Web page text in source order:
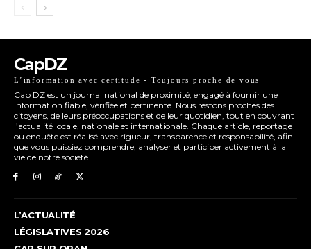
CapDZ
L’information avec certitude - Toujours proche de vous
Cap DZ est un journal national de proximité, engagé à fournir une
information fiable, vérifiée et pertinente. Nous restons proches des
citoyens, de leurs préoccupations et de leur quotidien, tout en couvrant
l’actualité locale, nationale et internationale. Chaque article, reportage
ou enquête est réalisé avec rigueur, transparence et responsabilité, afin
que vous puissiez comprendre, analyser et participer activement à la
vie de notre société.
L’ACTUALITÉ
LÉGISLATIVES 2026